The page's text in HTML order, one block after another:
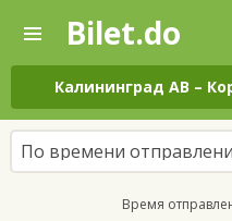
—
Поиск
и
покупка
билетов
на
автобус
онлайн
Bilet.do
Калининград АВ –
По времени
Время